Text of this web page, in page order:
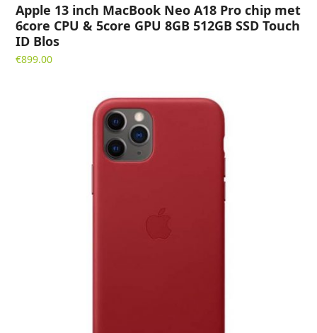
Apple 13 inch MacBook Neo A18 Pro chip met
6core CPU & 5core GPU 8GB 512GB SSD Touch
ID Blos
€899.00